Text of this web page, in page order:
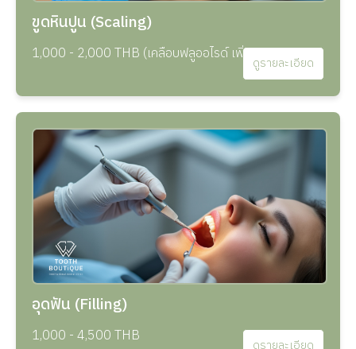
ขูดหินปูน (Scaling)
1,000 - 2,000 THB (เคลือบฟลูออไรด์ เพิ่ม 500 THB)
ดูรายละเอียด
อุดฟัน (Filling)
1,000 - 4,500 THB